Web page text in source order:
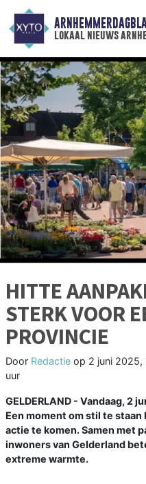
lokaal nieuws
HITTE
STERK VOOR
PROVINCIE
Door Redactie op 2 juni 2025,
uur
GELDERLAND - Vandaag, 2
Een moment om stil te
actie te komen. Samen met
inwoners van Gelderland
extreme warmte.